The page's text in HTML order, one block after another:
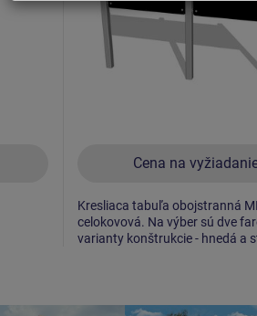
Cena na
Kresliaca tabuľa obojstranná
celokovová. Na výber sú dve
varianty konštrukcie - hnedá a